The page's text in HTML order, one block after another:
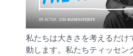
私たちは大きさを考えるだけ
動します。私たちティッセン